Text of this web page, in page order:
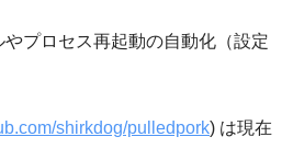
プロセス再起動の自動化（設定
shirkdog/pulledpork) は現在